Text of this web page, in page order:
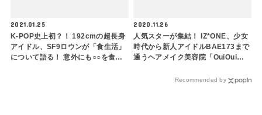
2021.01.25
K-POP史上初？！ 192cmの超長身
アイドル、SF9ロウンが「食生活」
について語る！ 意外にも○○を食べ
2020.11.26
人気スターが集結！ IZ*ONE、少女
時代から新人アイドルBAE173まで
通うヘアメイク美容院「OuiOui
Recommended by